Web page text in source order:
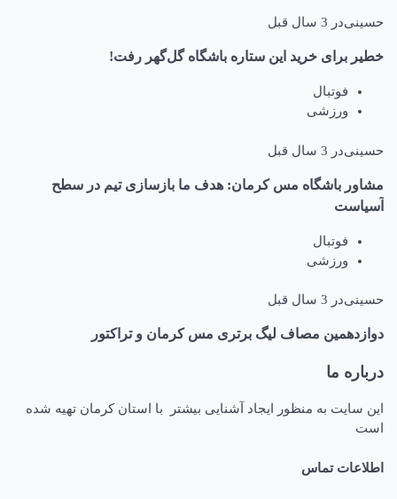
حسینیدر 3 سال قبل
خطیر برای خرید این ستاره باشگاه گل‌گهر رفت!
فوتبال
ورزشی
حسینیدر 3 سال قبل
مشاور باشگاه مس کرمان: هدف ما بازسازی تیم در سطح
آسیاست
فوتبال
ورزشی
حسینیدر 3 سال قبل
دوازدهمین مصاف لیگ برتری مس کرمان و تراکتور
درباره ما
این سایت به منظور ایجاد آشنایی بیشتر با استان کرمان تهیه شده
است
اطلاعات تماس